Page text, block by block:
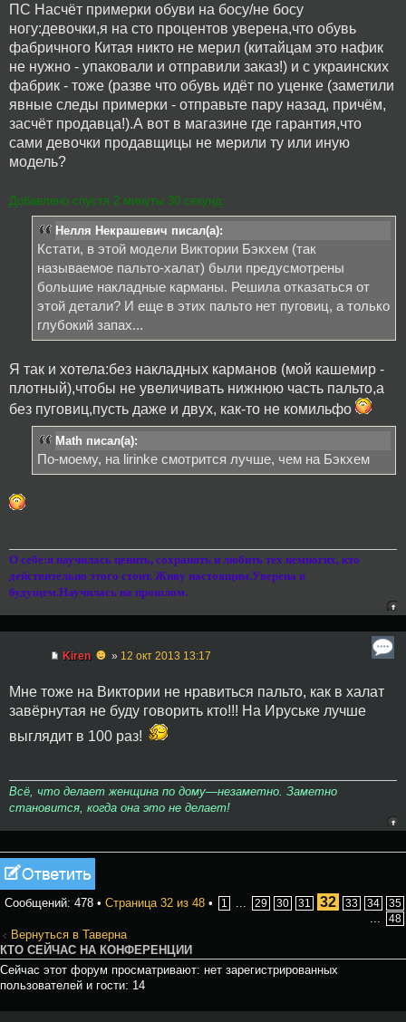
ПС Насчёт примерки обуви на босу/не босу
ногу:девочки,я на сто процентов уверена,что обувь
фабричного Китая никто не мерил (китайцам это нафик
не нужно - упаковали и отправили заказ!) и с украинских
фабрик - тоже (разве что обувь идёт по уценке (заметили
явные следы примерки - отправьте пару назад, причём,
засчёт продавца!).А вот в магазине где гарантия,что
сами девочки продавщицы не мерили ту или иную
модель?
Добавлено спустя 2 минуты 30 секунд:
Нелля Некрашевич писал(а):
Кстати, в этой модели Виктории Бэкхем (так
называемое пальто-халат) были предусмотрены
большие накладные карманы. Решила отказаться от
этой детали? И еще в этих пальто нет пуговиц, а только
глубокий запах...
Я так и хотела:без накладных карманов (мой кашемир -
плотный),чтобы не увеличивать нижнюю часть пальто,а
без пуговиц,пусть даже и двух, как-то не комильфо
Math писал(а):
По-моему, на lirinkе смотрится лучше, чем на Бэкхем
О себе:я научилась ценить, сохранять и любить тех немногих, кто
действительно этого стоит. Живу настоящим.Уверена в
будущем.Научилась на прошлом.
Kiren ☻ » 12 окт 2013 13:17
Мне тоже на Виктории не нравиться пальто, как в халат
завёрнутая не буду говорить кто!!! На Ируське лучше
выглядит в 100 раз!
Всё, что делает женщина по дому—незаметно. Заметно
становится, когда она это не делает!
Ответить
Сообщений: 478 • Страница 32 из 48 • 1 29 30 31 32 33 34 35
48
Вернуться в Таверна
КТО СЕЙЧАС НА КОНФЕРЕНЦИИ
Сейчас этот форум просматривают: нет зарегистрированных
пользователей и гости: 14